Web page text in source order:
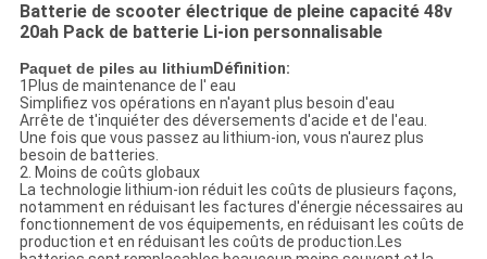
Batterie de scooter électrique de pleine capacité 48v
20ah Pack de batterie Li-ion personnalisable
Paquet de piles au lithiumDéfinition:
1Plus de maintenance de l' eau
Simplifiez vos opérations en n'ayant plus besoin d'eau
Arrête de t'inquiéter des déversements d'acide et de l'eau.
Une fois que vous passez au lithium-ion, vous n'aurez plus
besoin de batteries.
2. Moins de coûts globaux
La technologie lithium-ion réduit les coûts de plusieurs façons,
notamment en réduisant les factures d'énergie nécessaires au
fonctionnement de vos équipements, en réduisant les coûts de
production et en réduisant les coûts de production.Les